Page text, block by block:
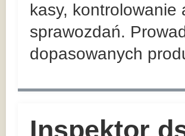
kasy,
sprawozdań.
dopasowanych
Inspektor